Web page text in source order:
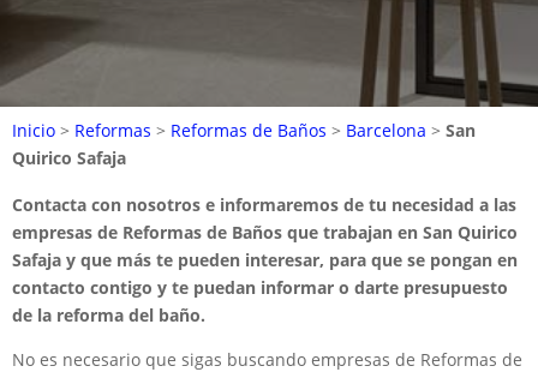
Inicio > Reformas > Reformas de Baños > Barcelona > San
Quirico Safaja
Contacta con nosotros e informaremos de tu necesidad a las
empresas de Reformas de Baños que trabajan en San Quirico
Safaja y que más te pueden interesar, para que se pongan en
contacto contigo y te puedan informar o darte presupuesto
de la reforma del baño.
No es necesario que sigas buscando empresas de Reformas de